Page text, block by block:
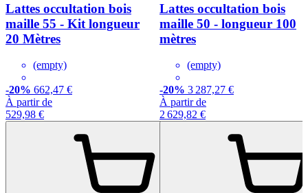
Lattes occultation bois
maille 55 - Kit longueur
20 Mètres
(empty)
-20% 662,47 €
À partir de
529,98 €
Lattes occultation bois
maille 50 - longueur 100
mètres
(empty)
-20% 3 287,27 €
À partir de
2 629,82 €